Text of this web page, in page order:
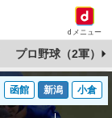
dメニュー
プロ野球（2軍）
函館 新潟 小倉